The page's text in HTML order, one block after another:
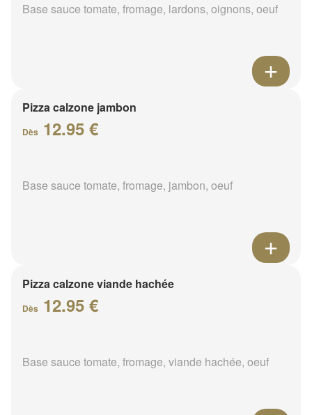
Base sauce tomate, fromage, lardons, oignons, oeuf
Pizza calzone jambon
Dès 12.95 €
Base sauce tomate, fromage, jambon, oeuf
Pizza calzone viande hachée
Dès 12.95 €
Base sauce tomate, fromage, viande hachée, oeuf